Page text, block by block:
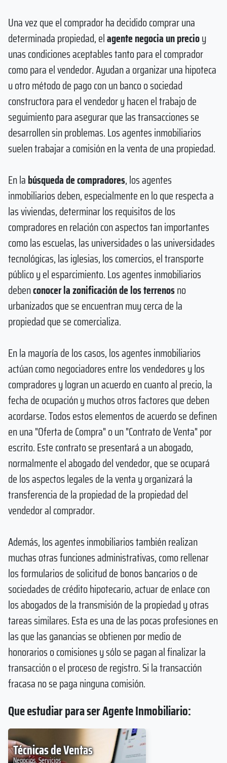
Una vez que el comprador ha decidido comprar una
determinada propiedad, elagente negocia un precioy
unas condiciones aceptables tanto para el comprador
como para el vendedor. Ayudan a organizar una hipoteca
u otro método de pago con un banco o sociedad
constructora para el vendedor y hacen el trabajo de
seguimiento para asegurar que las transacciones se
desarrollen sin problemas. Los agentes inmobiliarios
suelen trabajar a comisión en la venta de una propiedad.
En labúsqueda de compradores, los agentes
inmobiliarios deben, especialmente en lo que respecta a
las viviendas, determinar los requisitos de los
compradores en relación con aspectos tan importantes
como las escuelas, las universidades o las universidades
tecnológicas, las iglesias, los comercios, el transporte
público y el esparcimiento. Los agentes inmobiliarios
debenconocer la zonificación de los terrenosno
urbanizados que se encuentran muy cerca de la
propiedad que se comercializa.
En la mayoría de los casos, los agentes inmobiliarios
actúan como negociadores entre los vendedores y los
compradores y logran un acuerdo en cuanto al precio, la
fecha de ocupación y muchos otros factores que deben
acordarse. Todos estos elementos de acuerdo se definen
en una "Oferta de Compra" o un "Contrato de Venta" por
escrito. Este contrato se presentará a un abogado,
normalmente el abogado del vendedor, que se ocupará
de los aspectos legales de la venta y organizará la
transferencia de la propiedad de la propiedad del
vendedor al comprador.
Además, los agentes inmobiliarios también realizan
muchas otras funciones administrativas, como rellenar
los formularios de solicitud de bonos bancarios o de
sociedades de crédito hipotecario, actuar de enlace con
los abogados de la transmisión de la propiedad y otras
tareas similares. Esta es una de las pocas profesiones en
las que las ganancias se obtienen por medio de
honorarios o comisiones y sólo se pagan al finalizar la
transacción o el proceso de registro. Si la transacción
fracasa no se paga ninguna comisión.
Que estudiar para ser Agente Inmobiliario:
Técnicas de Ventas
Negocios, Servicios